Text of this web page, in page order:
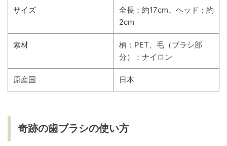
サイズ
全長：約17cm、ヘッド：約
2cm
素材
柄：PET、毛（ブラシ部
分）：ナイロン
原産国 日本
奇跡の歯ブラシの使い方